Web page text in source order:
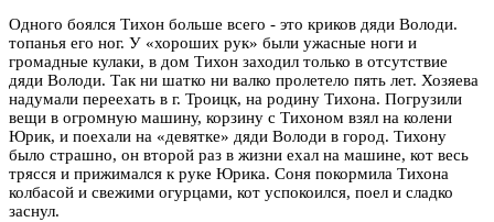
Одного боялся Тихон больше всего - это криков дяди Володи.
топанья его ног. У «хороших рук» были ужасные ноги и
громадные кулаки, в дом Тихон заходил только в отсутствие
дяди Володи. Так ни шатко ни валко пролетело пять лет. Хозяева
надумали переехать в г. Троицк, на родину Тихона. Погрузили
вещи в огромную машину, корзину с Тихоном взял на колени
Юрик, и поехали на «девятке» дяди Володи в город. Тихону
было страшно, он второй раз в жизни ехал на машине, кот весь
трясся и прижимался к руке Юрика. Соня покормила Тихона
колбасой и свежими огурцами, кот успокоился, поел и сладко
заснул.